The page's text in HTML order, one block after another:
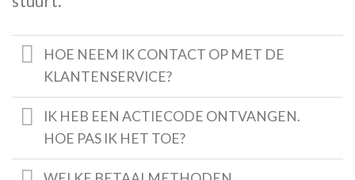
HOE NEEM IK CONTACT OP MET DE
KLANTENSERVICE?
IK HEB EEN ACTIECODE ONTVANGEN.
HOE PAS IK HET TOE?